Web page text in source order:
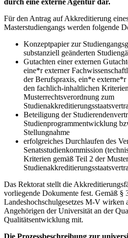
Für den Antrag auf Akkreditierung
Masterstudiengangs werden folgende
Konzeptpapier zur
substanziell geänderten
Gutachten einer externen
eine*r externer
der Berufspraxis, ein*e
den fachlich-inhaltlichen
Musterrechtsverordnung zum
Beteiligung der
Studienprogrammentwicklung
Stellungnahme
erfolgreiches Durchlaufen des
Senatsstudienkommission
Kriterien gemäß Teil 2 der
Das Rektorat stellt die
vorliegende Dokumente fest. Gemäß §
Landeshochschulgesetzes M-V wirken
Angehörigen der Universität an der
Qualitätsentwicklung mit.
Die Prozessbeschreibung zur